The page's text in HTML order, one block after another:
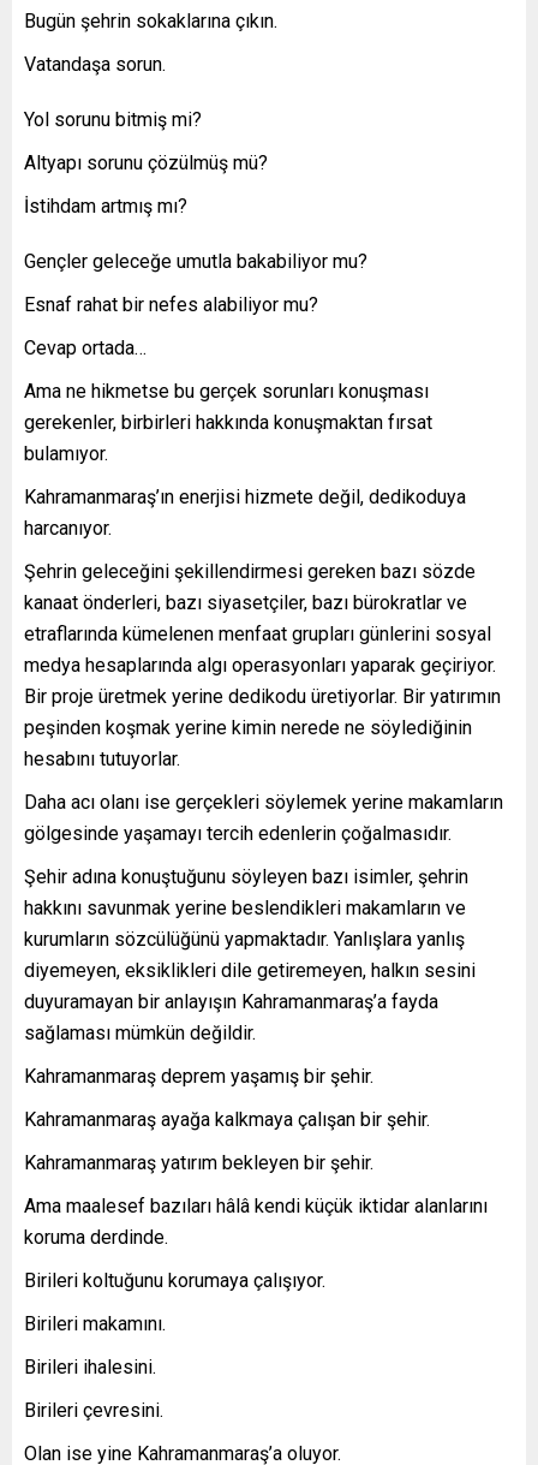
Bugün şehrin sokaklarına çıkın.
Vatandaşa sorun.
Yol sorunu bitmiş mi?
Altyapı sorunu çözülmüş mü?
İstihdam artmış mı?
Gençler geleceğe umutla bakabiliyor mu?
Esnaf rahat bir nefes alabiliyor mu?
Cevap ortada…
Ama ne hikmetse bu gerçek sorunları konuşması
gerekenler, birbirleri hakkında konuşmaktan fırsat
bulamıyor.
Kahramanmaraş’ın enerjisi hizmete değil, dedikoduya
harcanıyor.
Şehrin geleceğini şekillendirmesi gereken bazı sözde
kanaat önderleri, bazı siyasetçiler, bazı bürokratlar ve
etraflarında kümelenen menfaat grupları günlerini sosyal
medya hesaplarında algı operasyonları yaparak geçiriyor.
Bir proje üretmek yerine dedikodu üretiyorlar. Bir yatırımın
peşinden koşmak yerine kimin nerede ne söylediğinin
hesabını tutuyorlar.
Daha acı olanı ise gerçekleri söylemek yerine makamların
gölgesinde yaşamayı tercih edenlerin çoğalmasıdır.
Şehir adına konuştuğunu söyleyen bazı isimler, şehrin
hakkını savunmak yerine beslendikleri makamların ve
kurumların sözcülüğünü yapmaktadır. Yanlışlara yanlış
diyemeyen, eksiklikleri dile getiremeyen, halkın sesini
duyuramayan bir anlayışın Kahramanmaraş’a fayda
sağlaması mümkün değildir.
Kahramanmaraş deprem yaşamış bir şehir.
Kahramanmaraş ayağa kalkmaya çalışan bir şehir.
Kahramanmaraş yatırım bekleyen bir şehir.
Ama maalesef bazıları hâlâ kendi küçük iktidar alanlarını
koruma derdinde.
Birileri koltuğunu korumaya çalışıyor.
Birileri makamını.
Birileri ihalesini.
Birileri çevresini.
Olan ise yine Kahramanmaraş’a oluyor.